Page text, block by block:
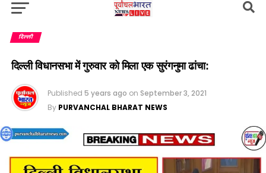
दिल्ली
दिल्ली विधानसभा में गुरुवार को मिला एक सुरंगनुमा ढांचा:
Published 5 years ago on September 3, 2021
By PURVANCHAL BHARAT NEWS